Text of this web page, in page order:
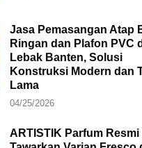
Jasa Pemasangan Atap
Ringan dan Plafon PVC
Lebak Banten, Solusi
Konstruksi Modern dan
Lama
04/25/2026
ARTISTIK Parfum Resmi